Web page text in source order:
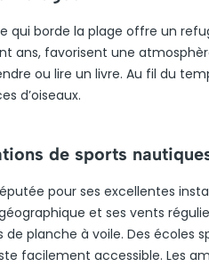
qui borde la plage offre un
ans, favorisent une
ou lire un livre. Au fil du
d’oiseaux.
de sports
pour ses excellentes
et ses vents
de planche à voile. Des écoles
facilement accessible. Les